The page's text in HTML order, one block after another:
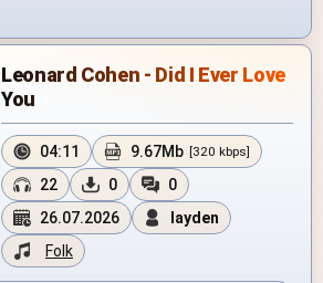
Leonard Cohen - Did I Ever Love
You
04:11 9.67Mb [320 kbps]
22 0
0
26.07.2026
layden
Folk